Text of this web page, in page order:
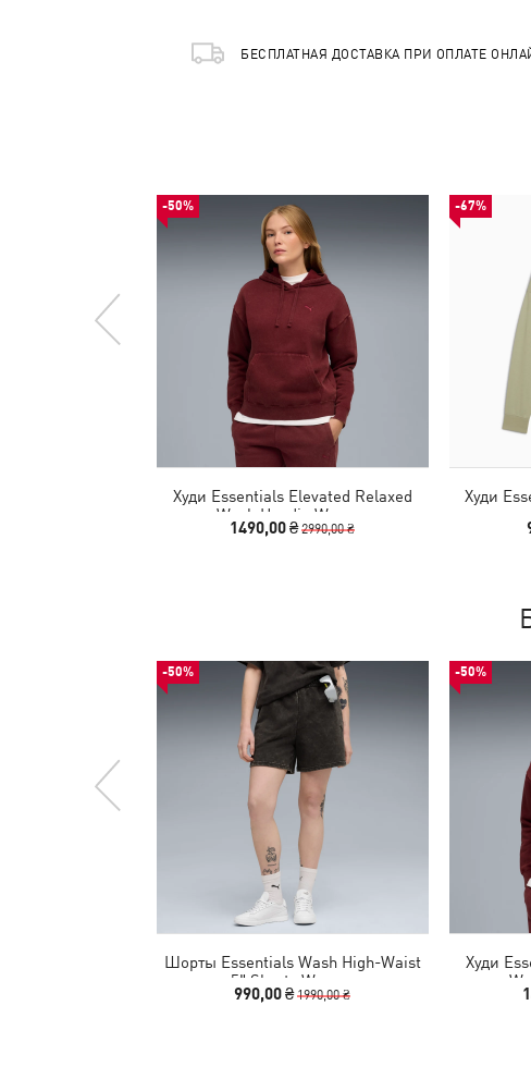
БЕСПЛАТНАЯ ДОСТАВКА ПРИ ОПЛАТЕ
-50%
Худи Essentials Elevated Relaxed
Wash Hoodie Women
1490,00 ₴2990,00 ₴
-67%
Худи
-50%
Шорты Essentials Wash High-Waist
5" Shorts Women
990,00 ₴1990,00 ₴
-50%
Худи